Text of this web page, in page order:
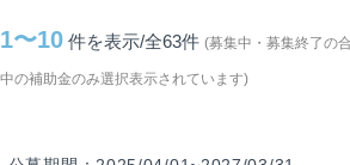
1〜10 件を表示/全63件 (募集中・募集終了の
中の補助金のみ選択表示されています)